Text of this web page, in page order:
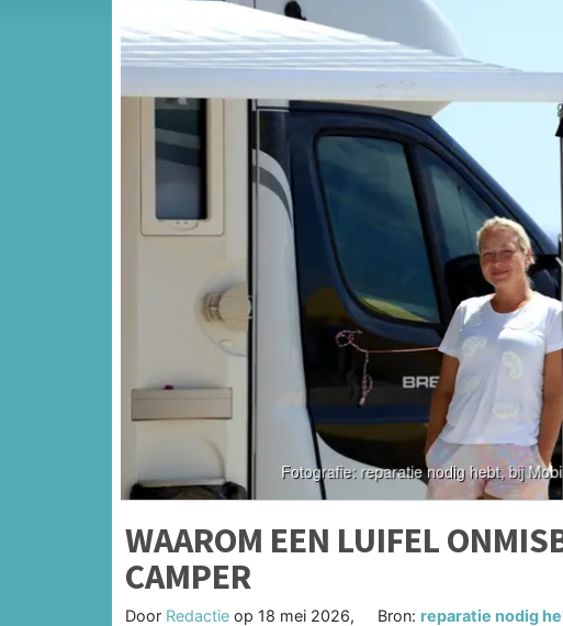
WAAROM EEN LUIFEL
CAMPER
Door Redactie op 18 mei 2026,
Bron:reparatie nodig